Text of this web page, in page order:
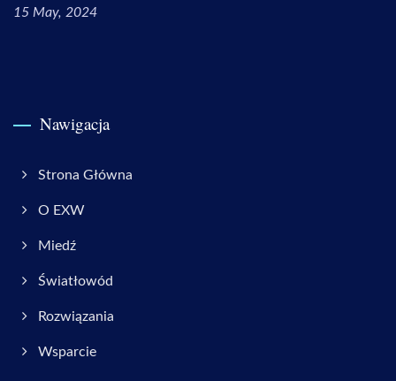
15 May, 2024
Nawigacja
Strona Główna
O EXW
Miedź
Światłowód
Rozwiązania
Wsparcie